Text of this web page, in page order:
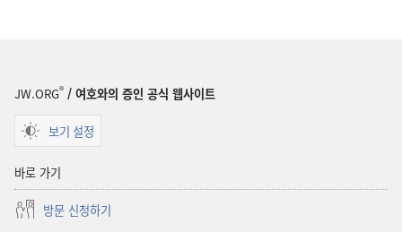
JW.ORG® / 여호와의 증인 공식 웹사이트
보기 설정
바로 가기
방문 신청하기